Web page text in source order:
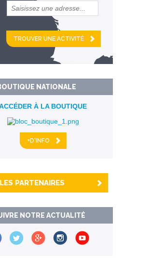
et
km alentour
NATIONALE
À LA BOUTIQUE
+D'INFO
LES PARTENAIRES
NOTRE ACTUALITÉ